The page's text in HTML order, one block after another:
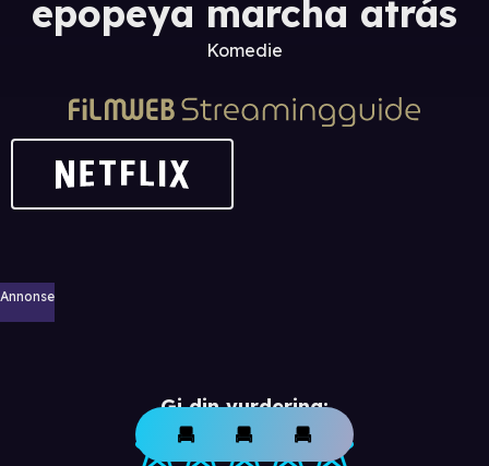
epopeya marcha atrás
Komedie
Annonse
Gi din vurdering: